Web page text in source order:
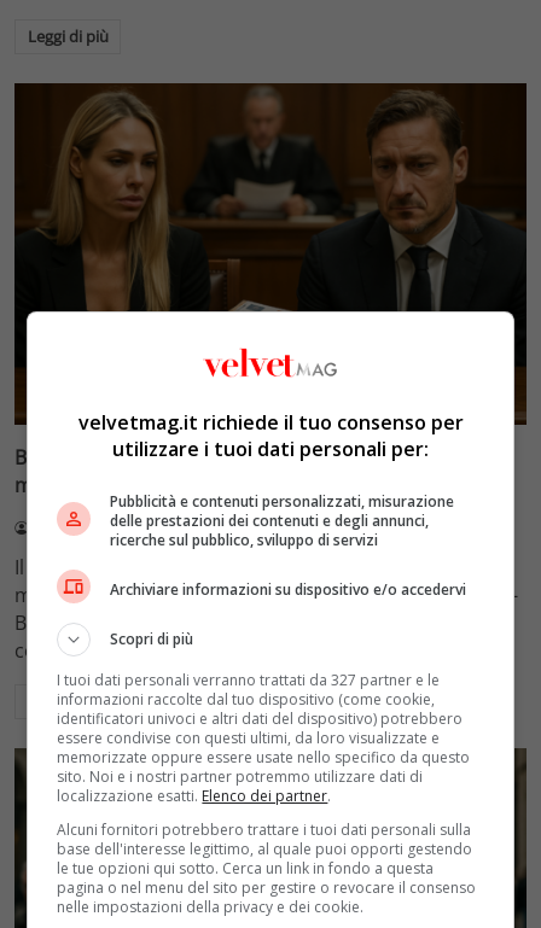
Leggi di più
Blasi vs Totti: il giudice riduce l’assegno di
mantenimento a 10.900 euro
Redazione VelvetMAG 4 Agosto 2026
Il Tribunale di Roma ha fissato l'assegno di
mantenimento figli a 10.900 euro mensili nel caso Totti-
Blasi, respingendo la richiesta di 20mila euro della
conduttrice.
Leggi di più
velvetmag.it richiede il tuo consenso per
utilizzare i tuoi dati personali per:
Pubblicità e contenuti personalizzati, misurazione
delle prestazioni dei contenuti e degli annunci,
ricerche sul pubblico, sviluppo di servizi
Archiviare informazioni su dispositivo e/o accedervi
Scopri di più
I tuoi dati personali verranno trattati da 327 partner e le
informazioni raccolte dal tuo dispositivo (come cookie,
identificatori univoci e altri dati del dispositivo) potrebbero
essere condivise con questi ultimi, da loro visualizzate e
memorizzate oppure essere usate nello specifico da questo
sito. Noi e i nostri partner potremmo utilizzare dati di
localizzazione esatti. Elenco dei partner.
Alcuni fornitori potrebbero trattare i tuoi dati personali sulla
base dell'interesse legittimo, al quale puoi opporti gestendo
le tue opzioni qui sotto. Cerca un link in fondo a questa
pagina o nel menu del sito per gestire o revocare il consenso
nelle impostazioni della privacy e dei cookie.